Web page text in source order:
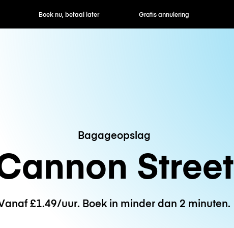
nu, betaal later Gratis annulering Uur- / dagtarieven
Bagageopslag
Street
£1.49/uur. Boek in minder dan 2 minuten.